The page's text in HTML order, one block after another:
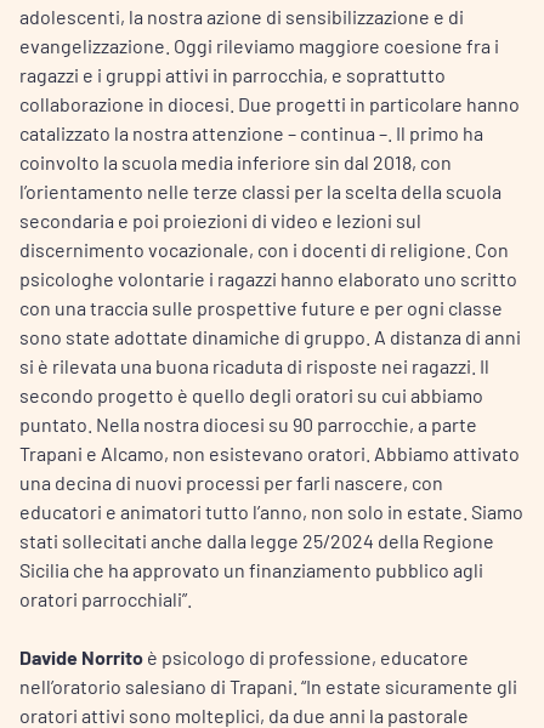
adolescenti, la nostra azione di sensibilizzazione e di
evangelizzazione. Oggi rileviamo maggiore coesione fra i
ragazzi e i gruppi attivi in parrocchia, e soprattutto
collaborazione in diocesi. Due progetti in particolare hanno
catalizzato la nostra attenzione – continua –. Il primo ha
coinvolto la scuola media inferiore sin dal 2018, con
l’orientamento nelle terze classi per la scelta della scuola
secondaria e poi proiezioni di video e lezioni sul
discernimento vocazionale, con i docenti di religione. Con
psicologhe volontarie i ragazzi hanno elaborato uno scritto
con una traccia sulle prospettive future e per ogni classe
sono state adottate dinamiche di gruppo. A distanza di anni
si è rilevata una buona ricaduta di risposte nei ragazzi. Il
secondo progetto è quello degli oratori su cui abbiamo
puntato. Nella nostra diocesi su 90 parrocchie, a parte
Trapani e Alcamo, non esistevano oratori. Abbiamo attivato
una decina di nuovi processi per farli nascere, con
educatori e animatori tutto l’anno, non solo in estate. Siamo
stati sollecitati anche dalla legge 25/2024 della Regione
Sicilia che ha approvato un finanziamento pubblico agli
oratori parrocchiali”.
Davide Norrito è psicologo di professione, educatore
nell’oratorio salesiano di Trapani. “In estate sicuramente gli
oratori attivi sono molteplici, da due anni la pastorale